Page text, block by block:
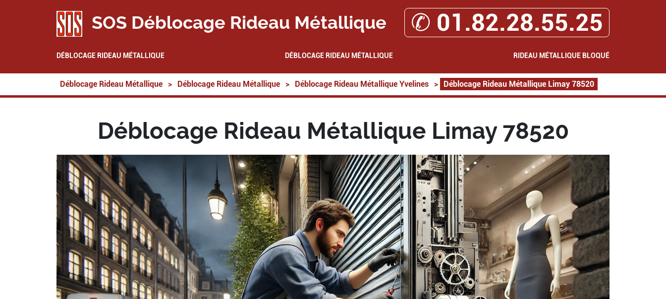
SOS Déblocage Rideau Métallique ✆ 01.82.28.55.25
DÉBLOCAGE RIDEAU MÉTALLIQUE DÉBLOCAGE RIDEAU MÉTALLIQUE RIDEAU MÉTALLIQUE BLOQUÉ
Déblocage Rideau Métallique > Déblocage Rideau Métallique > Déblocage Rideau Métallique Yvelines > Déblocage Rideau Métallique Limay 78520
Déblocage Rideau Métallique Limay 78520